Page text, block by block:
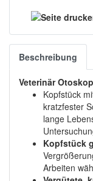
Beschreibung
Veterinär
Kopfstück
kratzfester
lange
Kopfstück
Arbeiten